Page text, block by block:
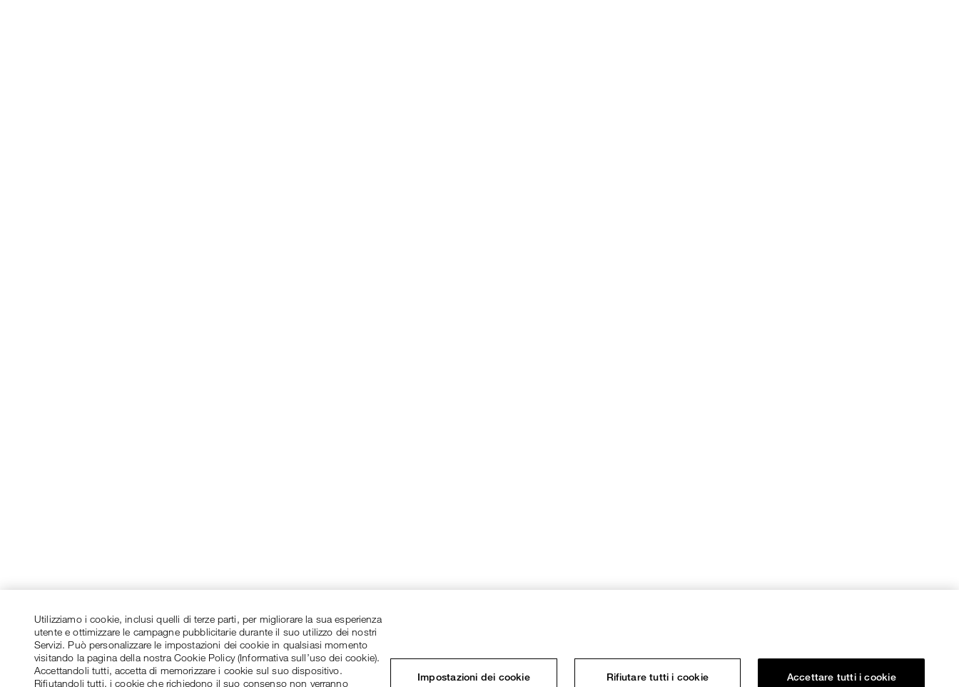
Utilizziamo i cookie, inclusi quelli di terze parti, per migliorare la sua esperienza
utente e ottimizzare le campagne pubblicitarie durante il suo utilizzo dei nostri
Servizi. Può personalizzare le impostazioni dei cookie in qualsiasi momento
visitando la pagina della nostra Cookie Policy (Informativa sull’uso dei cookie).
Accettandoli tutti, accetta di memorizzare i cookie sul suo dispositivo.
Rifiutandoli tutti, i cookie che richiedono il suo consenso non verranno
Impostazioni dei cookie Rifiutare tutti i cookie Accettare tutti i cookie